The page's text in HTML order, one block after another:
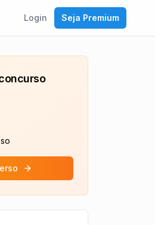
Login Seja Premium